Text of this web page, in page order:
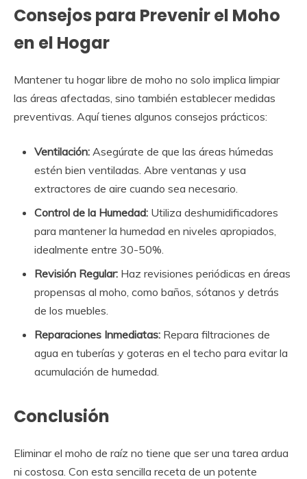
Consejos para Prevenir el Moho
en el Hogar
Mantener tu hogar libre de moho no solo implica limpiar
las áreas afectadas, sino también establecer medidas
preventivas. Aquí tienes algunos consejos prácticos:
Ventilación: Asegúrate de que las áreas húmedas
estén bien ventiladas. Abre ventanas y usa
extractores de aire cuando sea necesario.
Control de la Humedad: Utiliza deshumidificadores
para mantener la humedad en niveles apropiados,
idealmente entre 30-50%.
Revisión Regular: Haz revisiones periódicas en áreas
propensas al moho, como baños, sótanos y detrás
de los muebles.
Reparaciones Inmediatas: Repara filtraciones de
agua en tuberías y goteras en el techo para evitar la
acumulación de humedad.
Conclusión
Eliminar el moho de raíz no tiene que ser una tarea ardua
ni costosa. Con esta sencilla receta de un potente